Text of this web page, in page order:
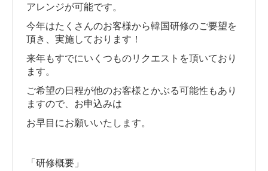
アレンジが可能です。
今年はたくさんのお客様から韓国研修のご要望を
頂き、実施しております！
来年もすでにいくつものリクエストを頂いており
ます。
ご希望の日程が他のお客様とかぶる可能性もあり
ますので、お申込みは
お早目にお願いいたします。
「研修概要」